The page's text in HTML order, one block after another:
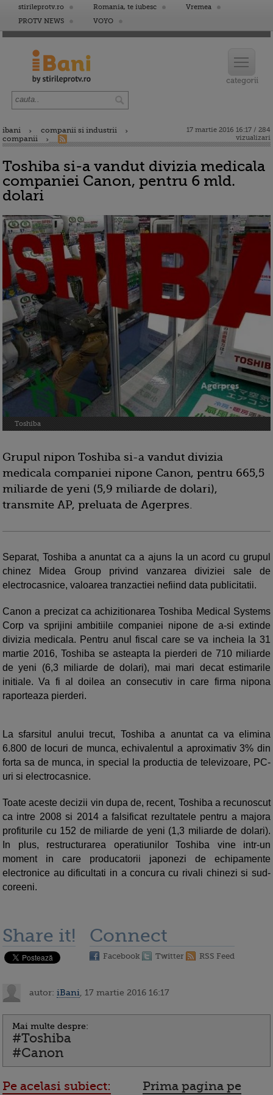
stirileprotv.ro Romania, te iubesc
Vremea
PROTV NEWS
VOYO
ibani
companii si industrii
companii
17 martie 2016 16:17 / 284
vizualizari
Toshiba si-a vandut divizia medicala
companiei Canon, pentru 6 mld.
dolari
Toshiba
Grupul nipon Toshiba si-a vandut divizia
medicala companiei nipone Canon, pentru 665,5
miliarde de yeni (5,9 miliarde de dolari),
transmite AP, preluata de Agerpres.
Separat, Toshiba a anuntat ca a ajuns la un acord cu grupul
chinez Midea Group privind vanzarea diviziei sale de
electrocasnice, valoarea tranzactiei nefiind data publicitatii.
Canon a precizat ca achizitionarea Toshiba Medical Systems
Corp va sprijini ambitiile companiei nipone de a-si extinde
divizia medicala. Pentru anul fiscal care se va incheia la 31
martie 2016, Toshiba se asteapta la pierderi de 710 miliarde
de yeni (6,3 miliarde de dolari), mai mari decat estimarile
initiale. Va fi al doilea an consecutiv in care firma nipona
raporteaza pierderi.
La sfarsitul anului trecut, Toshiba a anuntat ca va elimina
6.800 de locuri de munca, echivalentul a aproximativ 3% din
forta sa de munca, in special la productia de televizoare, PC-
uri si electrocasnice.
Toate aceste decizii vin dupa de, recent, Toshiba a recunoscut
ca intre 2008 si 2014 a falsificat rezultatele pentru a majora
profiturile cu 152 de miliarde de yeni (1,3 miliarde de dolari).
In plus, restructurarea operatiunilor Toshiba vine intr-un
moment in care producatorii japonezi de echipamente
electronice au dificultati in a concura cu rivali chinezi si sud-
coreeni.
Share it! Connect
Facebook Twitter RSS Feed
autor: iBani , 17 martie 2016 16:17
Mai multe despre:
#Toshiba
#Canon
Pe acelasi subiect:
Prima pagina pe